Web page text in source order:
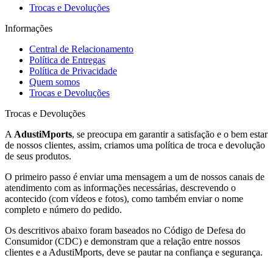
Trocas e Devoluções
Informações
Central de Relacionamento
Política de Entregas
Política de Privacidade
Quem somos
Trocas e Devoluções
Trocas e Devoluções
A AdustiMports, se preocupa em garantir a satisfação e o bem estar
de nossos clientes, assim, criamos uma política de troca e devolução
de seus produtos.
O primeiro passo é enviar uma mensagem a um de nossos canais de
atendimento com as informações necessárias, descrevendo o
acontecido (com vídeos e fotos), como também enviar o nome
completo e número do pedido.
Os descritivos abaixo foram baseados no Código de Defesa do
Consumidor (CDC) e demonstram que a relação entre nossos
clientes e a AdustiMports, deve se pautar na confiança e segurança.